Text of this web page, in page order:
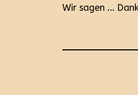
Wir sagen …